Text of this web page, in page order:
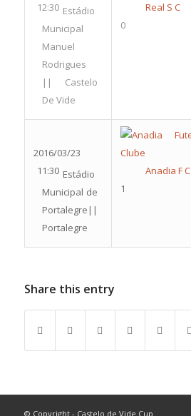
12:30 Estádio
Municipal
Manuel
Rodrigues
|| Castelo
De Vide
Real S C
0
2016/03/23
11:30 Estádio
Municipal de
Portalegre||
Portalegre
Anadia F C
1
Share this entry
© Copyright - Castelo de Vide Cup